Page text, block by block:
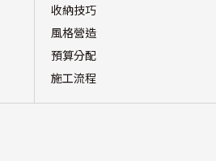
收納技巧
風格營造
預算分配
施工流程